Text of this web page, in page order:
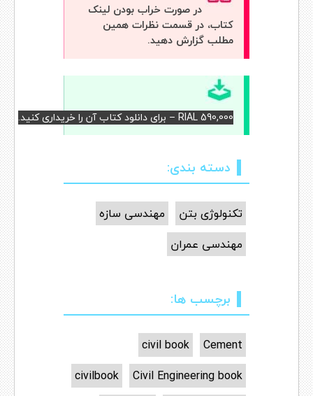
در صورت خراب بودن لینک
کتاب، در قسمت نظرات همین
مطلب گزارش دهید.
RIAL 590,000 – برای دانلود کتاب آن را خریداری کنید.
دسته بندی:
تکنولوژی بتن
مهندسی سازه
مهندسی عمران
برچسب ها:
Cement
civil book
Civil Engineering book
civilbook